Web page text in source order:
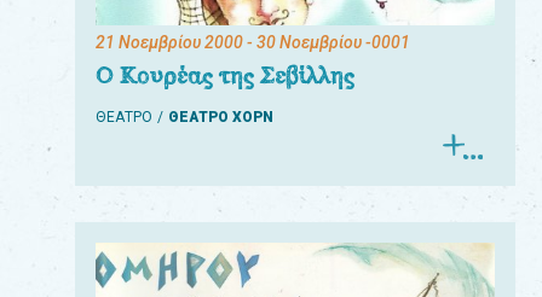
21 Νοεμβρίου 2000- 30 Νοεμβρίου -0001
Ο Κουρέας της Σεβίλλης
ΘΕΑΤΡΟ ΘΕΑΤΡΟ ΧΟΡΝ